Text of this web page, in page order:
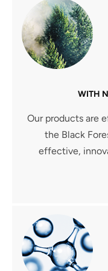
WITH
Our products are
the Black
effective,